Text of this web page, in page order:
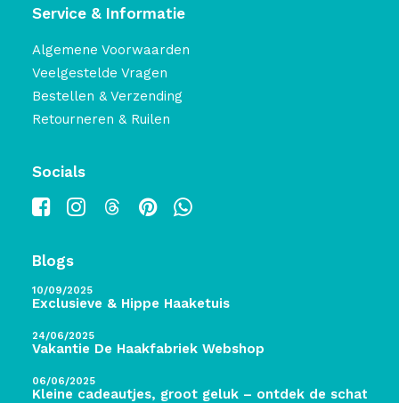
Service & Informatie
Algemene Voorwaarden
Veelgestelde Vragen
Bestellen & Verzending
Retourneren & Ruilen
Socials
Blogs
10/09/2025
Exclusieve & Hippe Haaketuis
24/06/2025
Vakantie De Haakfabriek Webshop
06/06/2025
Kleine cadeautjes, groot geluk – ontdek de schatten